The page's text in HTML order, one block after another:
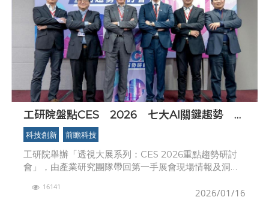
工研院盤點CES 2026 七大AI關鍵趨勢 AI
落地成形，產業全面轉型
科技創新 前瞻科技
工研院舉辦「透視大展系列：CES 2026重點趨勢研討
會」，由產業研究團隊帶回第一手展會現場情報及洞
科國際所經理石立康、工研院產科國際所副國際長趙祖
2026/01/16
16141